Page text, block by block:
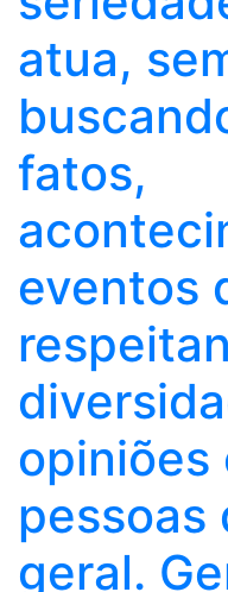
atua,
fatos,
eventos
opiniões
pessoas
geral.